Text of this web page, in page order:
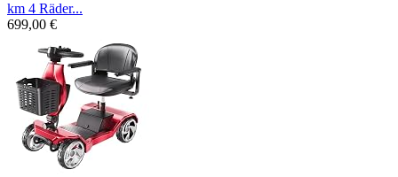
km 4 Räder...
699,00 €